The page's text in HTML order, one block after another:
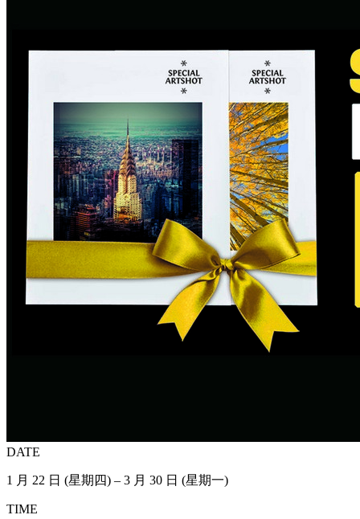
DATE
1 月 22 日 (星期四) – 3 月 30 日 (星期一)
TIME